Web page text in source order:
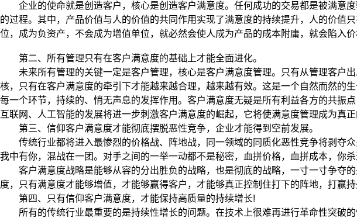
企业的使命就是创造客户，核心是创造客户满意度。任何成功的交易都是被满意
的过程。其中，产品价值与人的价值的共同作用实现了满意度的持续提升，人的价值
位，成为负资产，不会成为增值单位，就必然会使人成为产品的成本附庸，就会陷入
第二、所有管理只有在客户满意度的基础上才能全面进化。
未来所有管理的关键一定是客户管理，核心是客户满意度管理。只有从管理客户
核，只有在客户满意度的牵引下才能越来越合理，越来越有效。这是一个自然而然的
每一个环节，持续的、悄无声息的发挥作用。客户满意度无疑是所有利益各方的共振
互联网、人工智能的发展将进一步刺激客户满意度的崛起，它将使满意度管理成为真
第三、信仰客户满意度才能彻底摆脱恶性竞争，企业才能得到空前发展。
传统行业都将进入最惨烈的价格战、阵地战，同一领域的同质化恶性竞争将剥夺众
我中有你，混战在一团。对手之间的一举一动都不是秘密，血拼价格，血拼成本，你
客户满意度战略是能够从容的分出胜负的战略，也是彻底的战略，一寸一寸争夺
度，只有满意度才能够增值，才能够赢得客户，才能够真正控制住打下的阵地，打赢
第四、只有信仰客户满意度，才能保持高质量的持续增长!
所有的传统行业最重要的是持续性增长的问题。在技术上很难再进行革命性突破